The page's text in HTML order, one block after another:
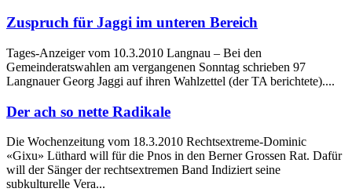
Zuspruch für Jaggi im unteren Bereich
Tages-Anzeiger vom 10.3.2010 Langnau – Bei den
Gemeinderatswahlen am vergangenen Sonntag schrieben 97
Langnauer Georg Jaggi auf ihren Wahlzettel (der TA berichtete)....
Der ach so nette Radikale
Die Wochenzeitung vom 18.3.2010 Rechtsextreme-Dominic
«Gixu» Lüthard will für die Pnos in den Berner Grossen Rat. Dafür
will der Sänger der rechtsextremen Band Indiziert seine
subkulturelle Vera...